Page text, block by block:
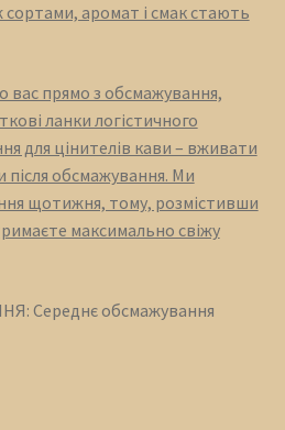
сортами, аромат і смак стають
вас прямо з обсмажування,
ланки логістичного
для цінителів кави – вживати
після обсмажування. Ми
щотижня, тому, розмістивши
максимально свіжу
Середнє обсмажування